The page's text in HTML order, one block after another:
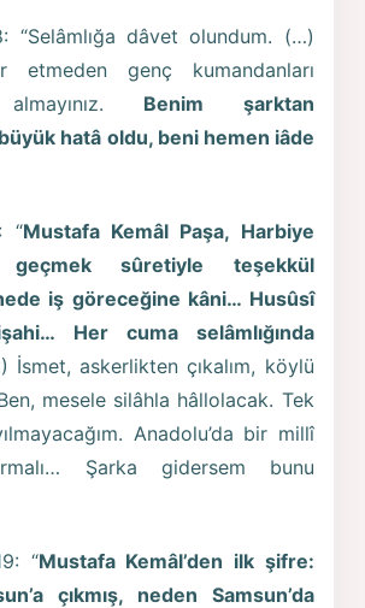
“Selâmlığa dâvet olundum. (…)
etmeden genç kumandanları
almayınız. Benim şarktan
büyük hatâ oldu, beni hemen iâde
“Mustafa Kemâl Paşa, Harbiye
geçmek sûretiyle teşekkül
iş göreceğine kâni… Husûsî
Her cuma selâmlığında
askerlikten çıkalım, köylü
mesele silâhla hâllolacak. Tek
Anadolu’da bir millî
Şarka gidersem bunu
“Mustafa Kemâl’den ilk şifre:
çıkmış, neden Samsun’da